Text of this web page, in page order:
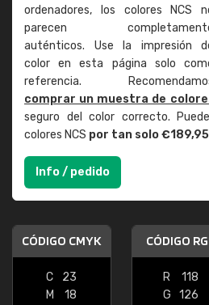
ordenadores, los colores NCS
parecen
auténticos. Use la impresión
color en esta página solo
referencia.
comprar un muestra de
seguro del color correcto.
colores NCS por tan solo €189,95
Info / pedido
CÓDIGO CMYK
C
23
M
18
CÓDIGO
R
118
G
126